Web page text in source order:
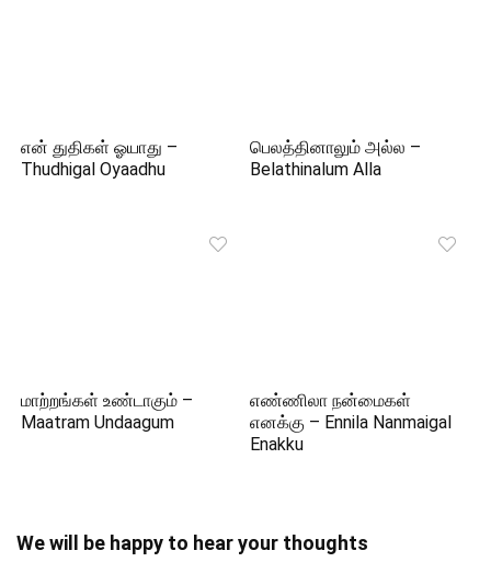
என் துதிகள் ஓயாது –
Thudhigal Oyaadhu
பெலத்தினாலும் அல்ல –
Belathinalum Alla
மாற்றங்கள் உண்டாகும் –
Maatram Undaagum
எண்ணிலா நன்மைகள்
எனக்கு – Ennila Nanmaigal
Enakku
We will be happy to hear your thoughts